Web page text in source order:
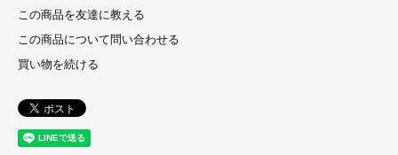
この商品を友達に教える
この商品について問い合わせる
買い物を続ける